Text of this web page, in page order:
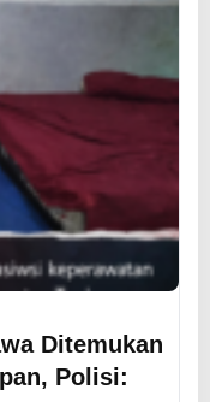
Ditemukan
Polisi: